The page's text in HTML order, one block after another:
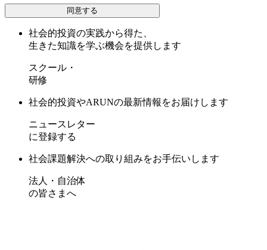
同意する
社会的投資の実践から得た、
生きた知識を学ぶ機会を提供します
スクール・
研修
社会的投資やARUNの最新情報をお届けします
ニュースレター
に登録する
社会課題解決への取り組みをお手伝いします
法人・自治体
の皆さまへ